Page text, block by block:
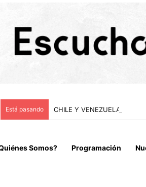
Está pasando CHILE Y VENEZUELA
Somos? Programación